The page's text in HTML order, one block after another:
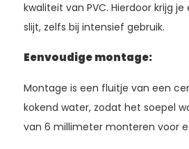
kwaliteit van PVC. Hierdoor krijg
slijt, zelfs bij intensief gebruik.
Eenvoudige montage:
Montage is een fluitje van een
kokend water, zodat het soepel
van 6 millimeter monteren voor